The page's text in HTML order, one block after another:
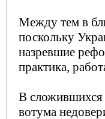
Между тем в
поскольку
назревшие
практика,
В сложившихся
вотума